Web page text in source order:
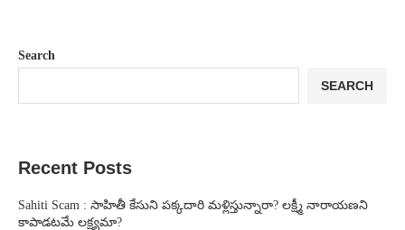
Search
SEARCH
Recent Posts
Sahiti Scam : సాహితీ కేసుని పక్కదారి మళ్లిస్తున్నారా? లక్ష్మీ నారాయణని
కాపాడటమే లక్ష్యమా?